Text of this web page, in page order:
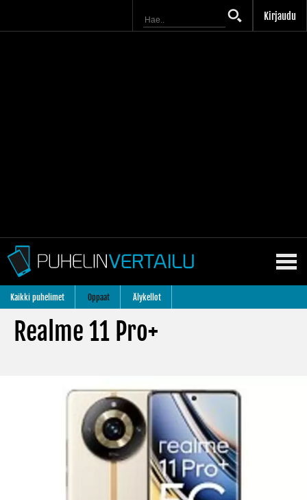
Kirjaudu
Kaikki puhelimet Oppaat Älykellot
Realme 11 Pro+